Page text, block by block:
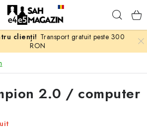
Transport gratuit peste 300
RON
2.0 / computer